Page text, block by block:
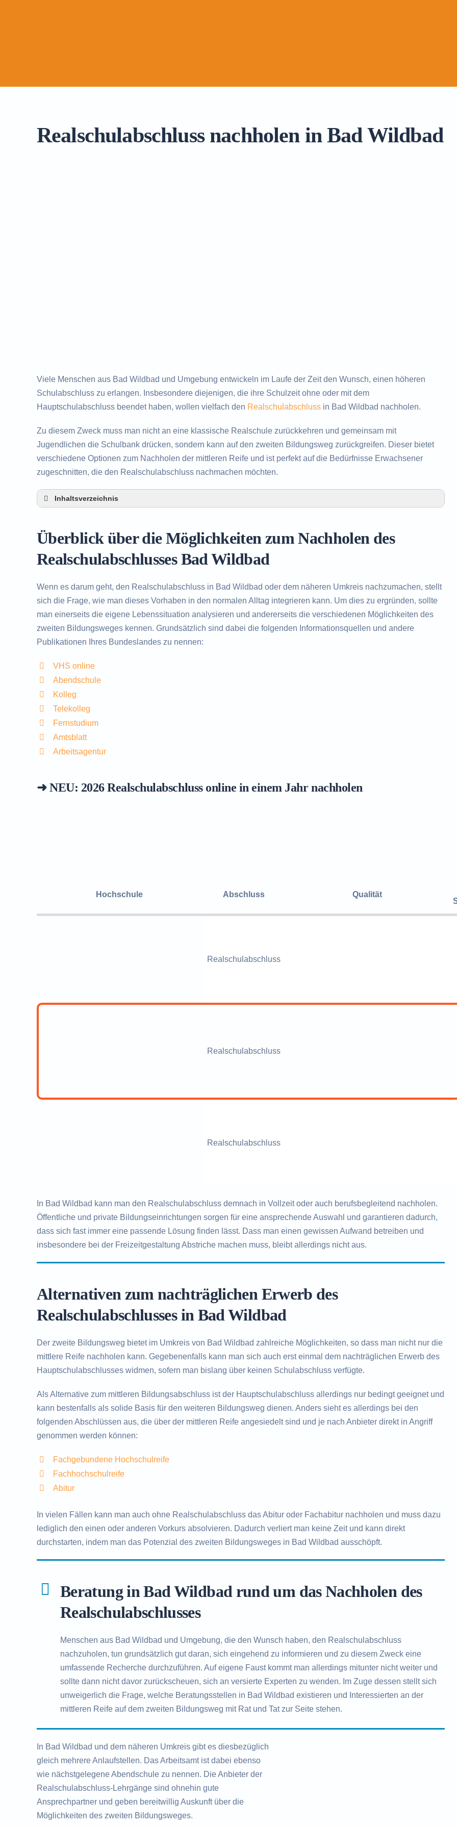
Realschulabschluss nachholen in Bad Wildbad
Viele Menschen aus Bad Wildbad und Umgebung entwickeln im Laufe der Zeit den Wunsch, einen höheren
Schulabschluss zu erlangen. Insbesondere diejenigen, die ihre Schulzeit ohne oder mit dem
Hauptschulabschluss beendet haben, wollen vielfach den Realschulabschluss in Bad Wildbad nachholen.
Zu diesem Zweck muss man nicht an eine klassische Realschule zurückkehren und gemeinsam mit
Jugendlichen die Schulbank drücken, sondern kann auf den zweiten Bildungsweg zurückgreifen. Dieser bietet
verschiedene Optionen zum Nachholen der mittleren Reife und ist perfekt auf die Bedürfnisse Erwachsener
zugeschnitten, die den Realschulabschluss nachmachen möchten.
Inhaltsverzeichnis
Beratung in Bad Wildbad rund um das Nachholen des Realschulabschlusses
Überblick über die Möglichkeiten zum Nachholen des
Realschulabschlusses Bad Wildbad
Wenn es darum geht, den Realschulabschluss in Bad Wildbad oder dem näheren Umkreis nachzumachen, stellt
sich die Frage, wie man dieses Vorhaben in den normalen Alltag integrieren kann. Um dies zu ergründen, sollte
man einerseits die eigene Lebenssituation analysieren und andererseits die verschiedenen Möglichkeiten des
zweiten Bildungsweges kennen. Grundsätzlich sind dabei die folgenden Informationsquellen und andere
Publikationen Ihres Bundeslandes zu nennen:
VHS online
Abendschule
Kolleg
Telekolleg
Fernstudium
Amtsblatt
Arbeitsagentur
➜ NEU: 2026Realschulabschluss online in einem Jahr nachholen
Hochschule Abschluss Qualität
Realschulabschluss
Realschulabschluss
Realschulabschluss
In Bad Wildbad kann man den Realschulabschluss demnach in Vollzeit oder auch berufsbegleitend nachholen.
Öffentliche und private Bildungseinrichtungen sorgen für eine ansprechende Auswahl und garantieren dadurch,
dass sich fast immer eine passende Lösung finden lässt. Dass man einen gewissen Aufwand betreiben und
insbesondere bei der Freizeitgestaltung Abstriche machen muss, bleibt allerdings nicht aus.
Alternativen zum nachträglichen Erwerb des
Realschulabschlusses in Bad Wildbad
Der zweite Bildungsweg bietet im Umkreis von Bad Wildbad zahlreiche Möglichkeiten, so dass man nicht nur die
mittlere Reife nachholen kann. Gegebenenfalls kann man sich auch erst einmal dem nachträglichen Erwerb des
Hauptschulabschlusses widmen, sofern man bislang über keinen Schulabschluss verfügte.
Als Alternative zum mittleren Bildungsabschluss ist der Hauptschulabschluss allerdings nur bedingt geeignet und
kann bestenfalls als solide Basis für den weiteren Bildungsweg dienen. Anders sieht es allerdings bei den
folgenden Abschlüssen aus, die über der mittleren Reife angesiedelt sind und je nach Anbieter direkt in Angriff
genommen werden können:
Fachgebundene Hochschulreife
Fachhochschulreife
Abitur
In vielen Fällen kann man auch ohne Realschulabschluss das Abitur oder Fachabitur nachholen und muss dazu
lediglich den einen oder anderen Vorkurs absolvieren. Dadurch verliert man keine Zeit und kann direkt
durchstarten, indem man das Potenzial des zweiten Bildungsweges in Bad Wildbad ausschöpft.
Beratung in Bad Wildbad rund um das Nachholen des
Realschulabschlusses
Menschen aus Bad Wildbad und Umgebung, die den Wunsch haben, den Realschulabschluss
nachzuholen, tun grundsätzlich gut daran, sich eingehend zu informieren und zu diesem Zweck eine
umfassende Recherche durchzuführen. Auf eigene Faust kommt man allerdings mitunter nicht weiter und
sollte dann nicht davor zurückscheuen, sich an versierte Experten zu wenden. Im Zuge dessen stellt sich
unweigerlich die Frage, welche Beratungsstellen in Bad Wildbad existieren und Interessierten an der
mittleren Reife auf dem zweiten Bildungsweg mit Rat und Tat zur Seite stehen.
In Bad Wildbad und dem näheren Umkreis gibt es diesbezüglich
gleich mehrere Anlaufstellen. Das Arbeitsamt ist dabei ebenso
wie nächstgelegene Abendschule zu nennen. Die Anbieter der
Realschulabschluss-Lehrgänge sind ohnehin gute
Ansprechpartner und geben bereitwillig Auskunft über die
Möglichkeiten des zweiten Bildungsweges.